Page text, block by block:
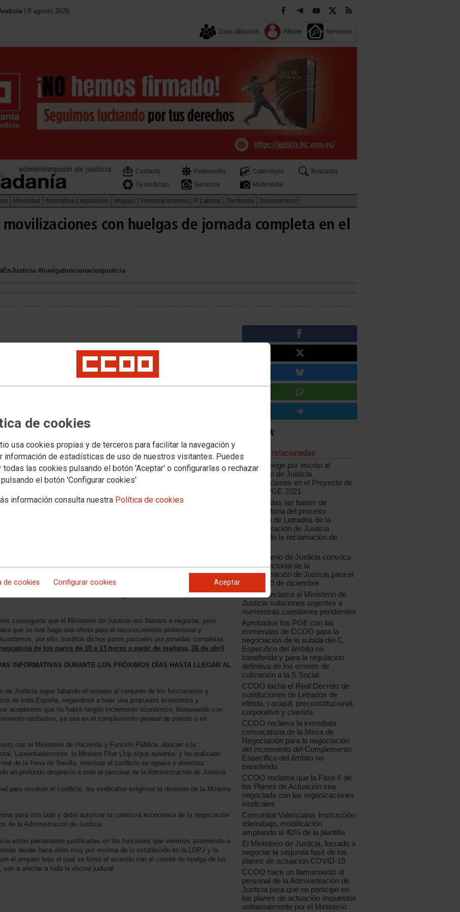
de cookies
usa cookies propias y de terceros para facilitar la navegación y
información de estadísticas de uso de nuestros visitantes. Puedes
todas las cookies pulsando el botón 'Aceptar' o configurarlas o rechazar
el botón 'Configurar cookies'
información consulta nuestra Política de cookies
de cookies Configurar cookies Aceptar
| 8 agosto 2026.
Zona afiliación Afiliate Servicios
Contacto Federación Calendario
Buscador
Tu sindicato
Servicios Multimedia
Movilidad Normativa-Legislación Mugeju Personal Interino P. Laboral Territorios Documentos
con huelgas de jornada completa en el
#huelgafuncionariosjusticia
DE JUSTICIA
económica en la reunión celebrada este lunes día 24 de abril con
integrantes del comité de huelga intensificamos las movilizaciones según
Y 11 DE MAYO
Y 18 DE MAYO
de Madrid ante el Ministerio de Justicia el día 4 de mayo a las
movilizaciones continuarán con mayor contundencia si fuese
conseguido que el Ministerio de Justicia nos llamara a negociar, pero
que se nos haga una oferta para el reconocimiento profesional y
por ello, sustituir dichos paros parciales por jornadas completas
de los paros de 10 a 13 horas a partir de mañana, 26 de abril
INFORMATIVAS DURANTE LOS PRÓXIMOS DÍAS HASTA LLEGAR AL
de Justicia sigue faltando el respeto al conjunto de los funcionarios y
de toda España, negándose a traer una propuesta económica y
aceptemos que no habrá ningún incremento económico, bloqueando con
retributivo, ya sea en el complemento general de puesto o en
con el Ministerio de Hacienda y Función Pública, abocan a la
Lamentablemente, la Ministra Pilar Llop sigue ausente, y ha realizado
de la Feria de Sevilla, mientras el conflicto se agrava y deteriora
un profundo desprecio a todo el personal de la Administración de Justicia
para resolver el conflicto, los sindicatos exigimos la dimisión de la Ministra
para otro lado y debe autorizar la cobertura económica de la negociación
de la Administración de Justicia
están plenamente justificadas en las funciones que venimos asumiendo a
desde hace años muy por encima de lo establecido en la LOPJ y la
el amparo bajo el cual se firmó el acuerdo con el comité de huelga de los
a afectar a toda la oficina judicial
Noticias relacionadas
CCOO exige por escrito al
Ministerio de Justicia
modificaciones en el Proyecto de
Ley de PGE 2021
Modificadas las bases de
convocatoria del proceso
selectivo de Letrados de la
Administración de Justicia
aceptando la reclamación de
El Ministerio de Justicia convoca
Mesa Sectorial de la
Administración de Justicia para el
jueves 10 de diciembre
CCOO reclama al Ministerio de
Justicia soluciones urgentes a
numerosas cuestiones pendientes
Aprobados los PGE con las
enmiendas de CCOO para la
negociación de la subida del C.
Específico del ámbito no
transferido y para la regulación
definitiva de los errores de
cotización a la S.Social
CCOO tacha el Real Decreto de
sustituciones de Letrados de
elitista, caciquil, preconstitucional,
corporativo y clasista
CCOO reclama la inmediata
convocatoria de la Mesa de
Negociación para la negociación
del incremento del Complemento
Específico del ámbito no
transferido
CCOO reclama que la Fase II de
los Planes de Actuación sea
negociada con las organizaciones
sindicales
Comunitat Valenciana: Instrucción
teletrabajo, modificación
ampliando al 40% de la plantilla
El Ministerio de Justicia, forzado a
negociar la segunda fase de los
planes de actuación COVID-19
CCOO hace un llamamiento al
personal de la Administración de
Justicia para que no participe en
los planes de actuación impuestos
unilateralmente por el Ministerio